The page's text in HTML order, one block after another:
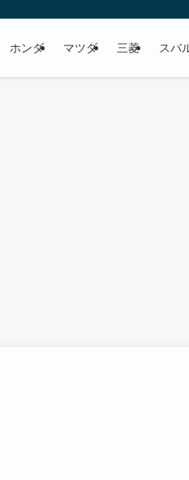
オーナーさんの口コミから辛口意見
ホンダ マツダ 三菱 スバ